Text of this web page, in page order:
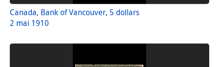
Canada, Bank of Vancouver, 5 dollars
2 mai 1910